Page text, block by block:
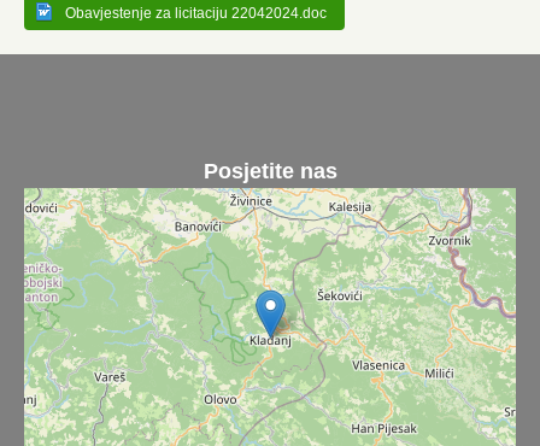
Obavjestenje za licitaciju 22042024.doc
Posjetite nas